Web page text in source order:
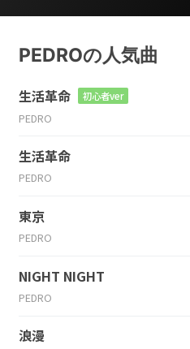
PEDROの人気曲
生活革命 初心者ver
PEDRO
生活革命
PEDRO
東京
PEDRO
NIGHT NIGHT
PEDRO
浪漫